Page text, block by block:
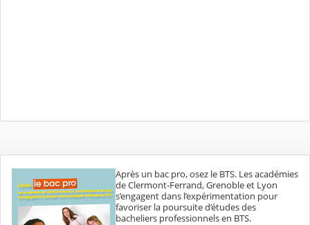
Après un bac pro, osez le BTS. Les académies
de Clermont-Ferrand, Grenoble et Lyon
s’engagent dans l’expérimentation pour
favoriser la poursuite d’études des
bacheliers professionnels en BTS.